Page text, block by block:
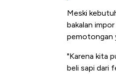
Meski
bakalan
pemotongan
"Karena kita
beli sapi dari